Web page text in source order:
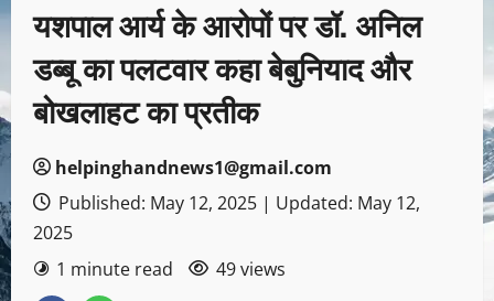
यशपाल आर्य के आरोपों पर डॉ. अनिल
डब्बू का पलटवार कहा बेबुनियाद और
बोखलाहट का प्रतीक
helpinghandnews1@gmail.com
Published: May 12, 2025 | Updated: May 12,
2025
1 minute read
49 views